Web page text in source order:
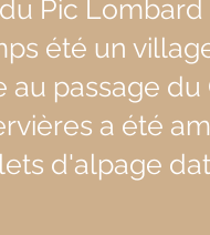
Pic
été un
passage du
a été
d'alpage